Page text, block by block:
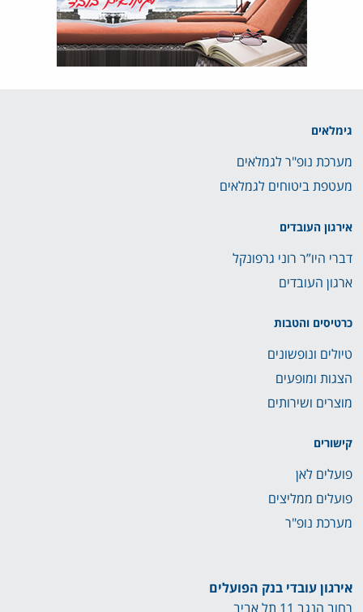
גימלאים
מערכת נופ"ר לגמלאים
מעטפת ביטוחים לגמלאים
אירגון העובדים
דברי היו”ר רוני גרפונקל
ארגון העובדים
כרטיסים והטבות
טיולים ונופשונים
הצגות ומופעים
מוצרים ושירותים
קישורים
פועלים לאן
פועלים ממליצים
מערכת נופ"ר
אירגון עובדי בנק הפועלים
רחוב הנגב 11 תל אביב